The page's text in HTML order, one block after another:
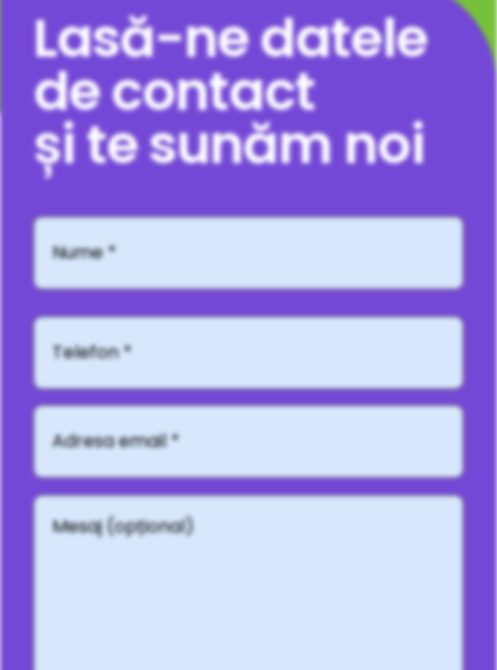
Lasă-ne datele
de contact
și te sunăm noi
Mesaj
(opțional)
Nume
Telefon*
Adresă
email